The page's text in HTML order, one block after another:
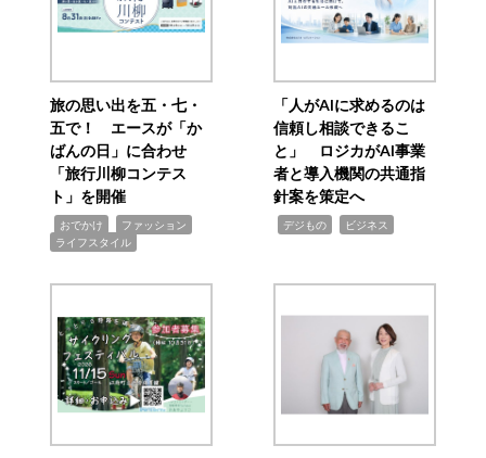
旅の思い出を五・七・
五で！ エースが「か
ばんの日」に合わせ
「旅行川柳コンテス
ト」を開催
おでかけ ファッション
ライフスタイル
「人がAIに求めるのは
信頼し相談できるこ
と」 ロジカがAI事業
者と導入機関の共通指
針案を策定へ
デジもの ビジネス